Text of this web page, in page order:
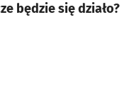
będzie się działo?